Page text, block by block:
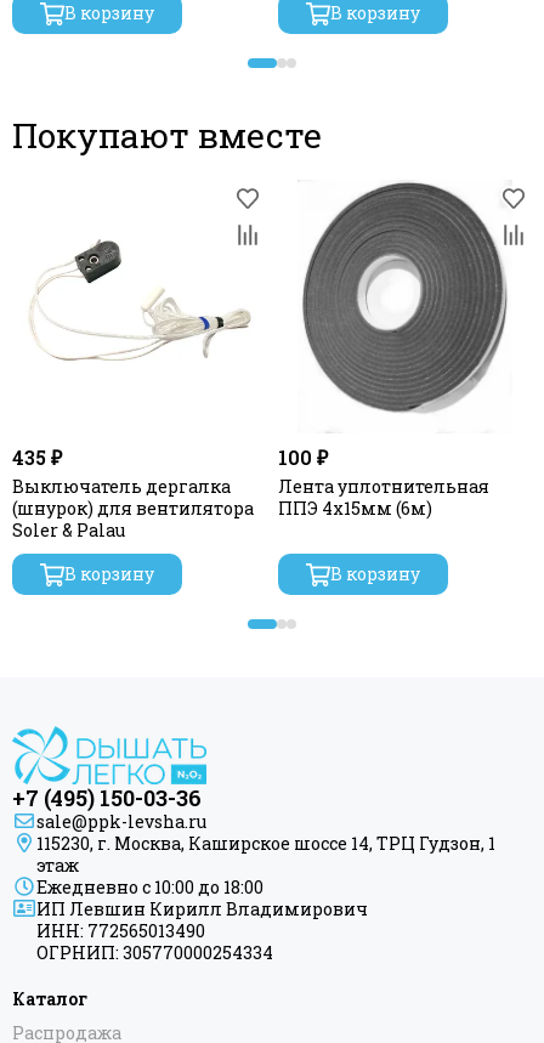
В корзину
В корзину
Покупают вместе
435 ₽
Выключатель дергалка
(шнурок) для вентилятора
Soler & Palau
В корзину
100 ₽
Лента уплотнительная
ППЭ 4х15мм (6м)
В корзину
+7 (495) 150-03-36
sale@ppk-levsha.ru
115230, г. Москва, Каширское шоссе 14, ТРЦ Гудзон, 1
этаж
Ежедневно с 10:00 до 18:00
ИП Левшин Кирилл Владимирович
ИНН: 772565013490
ОГРНИП: 305770000254334
Каталог
Распродажа